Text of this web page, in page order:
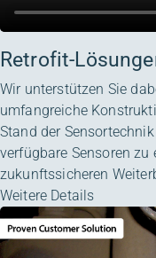
Retrofit-
Wir unterstützen Sie
umfangreiche
Stand der
verfügbare Sensoren zu
zukunftssicheren
Weitere Details